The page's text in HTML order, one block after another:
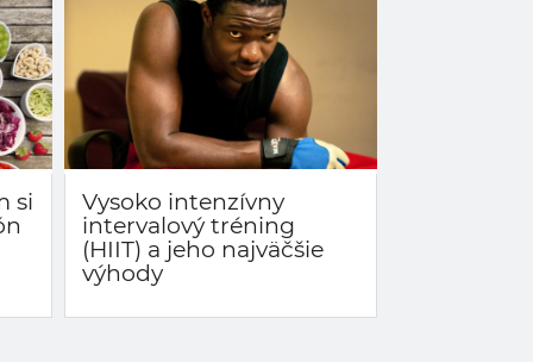
si
Vysoko intenzívny
intervalový tréning
(HIIT) a jeho najväčšie
výhody